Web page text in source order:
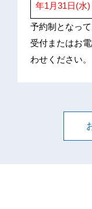
年1月31日(水)
予約制となって
受付またはお
わせください。